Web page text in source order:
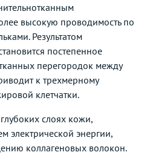
высокую проводимость по
Результатом
постепенное
перегородок между
к трехмерному
клетчатки.
слоях кожи,
электрической энергии,
коллагеновых волокон.